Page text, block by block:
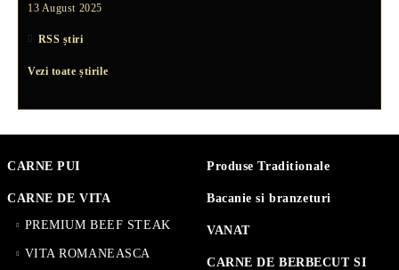
13 August 2025
RSS știri
Vezi toate știrile
CARNE PUI
CARNE DE VITA
PREMIUM BEEF STEAK
VITA ROMANEASCA
Produse Traditionale
Bacanie si branzeturi
VANAT
CARNE DE BERBECUT SI